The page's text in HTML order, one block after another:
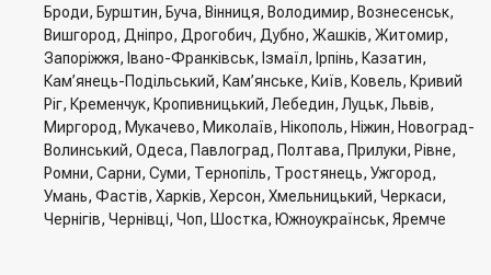
Броди, Бурштин, Буча, Вінниця, Володимир, Вознесенськ,
Вишгород, Дніпро, Дрогобич, Дубно, Жашків, Житомир,
Запоріжжя, Івано-Франківськ, Ізмаїл, Ірпінь, Казатин,
Кам’янець-Подільський, Кам’янське, Київ, Ковель, Кривий
Ріг, Кременчук, Кропивницький, Лебедин, Луцьк, Львів,
Миргород, Мукачево, Миколаїв, Нікополь, Ніжин, Новоград-
Волинський, Одеса, Павлоград, Полтава, Прилуки, Рівне,
Ромни, Сарни, Суми, Тернопіль, Тростянець, Ужгород,
Умань, Фастів, Харків, Херсон, Хмельницький, Черкаси,
Чернігів, Чернівці, Чоп, Шостка, Южноукраїнськ, Яремче